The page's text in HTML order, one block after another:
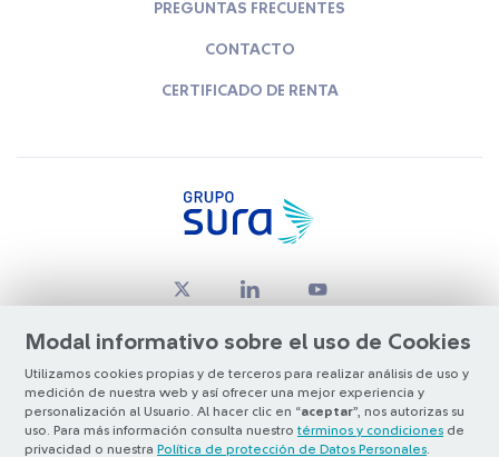
Modal informativo sobre el uso de Cookies
Utilizamos cookies propias y de terceros para realizar análisis de uso y
medición de nuestra web y así ofrecer una mejor experiencia y
personalización al Usuario. Al hacer clic en “aceptar”, nos autorizas su
uso. Para más información consulta nuestro términos y condiciones de
privacidad o nuestra Política de protección de Datos Personales
PREGUNTAS FRECUENTES
CONTACTO
CERTIFICADO DE RENTA
© Copyright Grupo SURA 2026